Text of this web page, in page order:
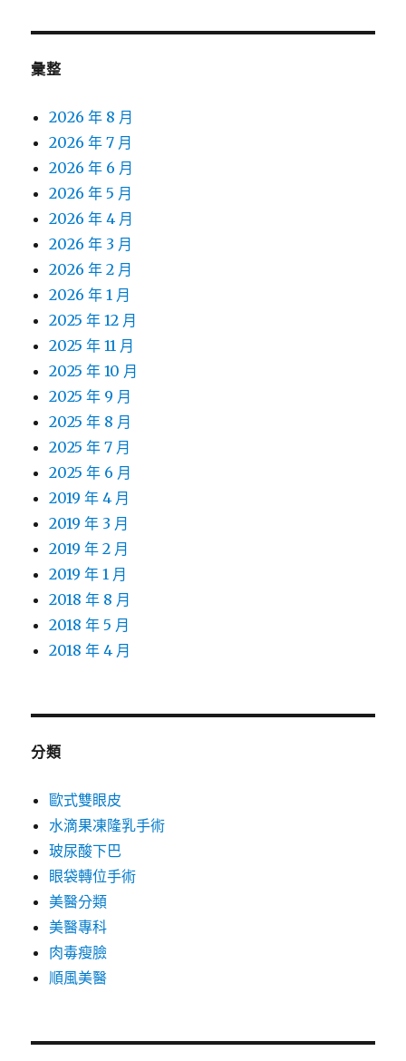
彙整
2026 年 8 月
2026 年 7 月
2026 年 6 月
2026 年 5 月
2026 年 4 月
2026 年 3 月
2026 年 2 月
2026 年 1 月
2025 年 12 月
2025 年 11 月
2025 年 10 月
2025 年 9 月
2025 年 8 月
2025 年 7 月
2025 年 6 月
2019 年 4 月
2019 年 3 月
2019 年 2 月
2019 年 1 月
2018 年 8 月
2018 年 5 月
2018 年 4 月
分類
歐式雙眼皮
水滴果凍隆乳手術
玻尿酸下巴
眼袋轉位手術
美醫分類
美醫專科
肉毒瘦臉
順風美醫